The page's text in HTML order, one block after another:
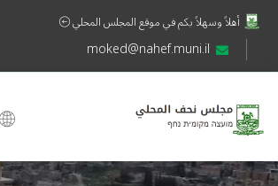
أهلاً وسهلاً بكم في موقع المجلس المحلي
moked@nahef.muni.il